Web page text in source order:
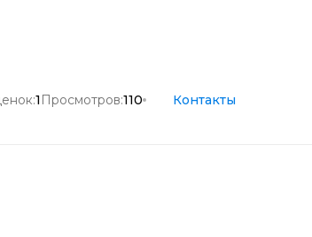
1Просмотров:110 Контакты